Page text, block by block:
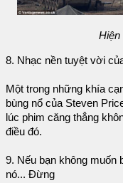
Hiện
8. Nhạc nền tuyệt vời
Một trong những khía
bùng nổ của Steven
lúc phim căng thẳng
điều đó.
9. Nếu bạn không
nó... Đừng